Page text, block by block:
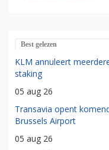
Best gelezen
KLM annuleert
staking
05 aug 26
Transavia opent
Brussels Airport
05 aug 26